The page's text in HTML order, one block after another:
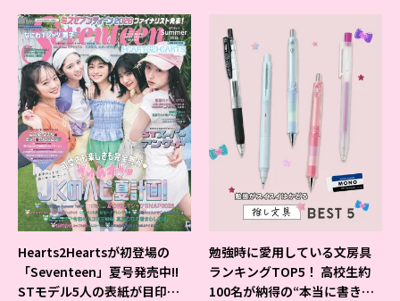
Hearts2Heartsが初登場の
「Seventeen」夏号発売中!!
STモデル5人の表紙が目印だ
勉強時に愛用している文房具
ランキングTOP5！ 高校生約
100名が納得の“本当に書きや